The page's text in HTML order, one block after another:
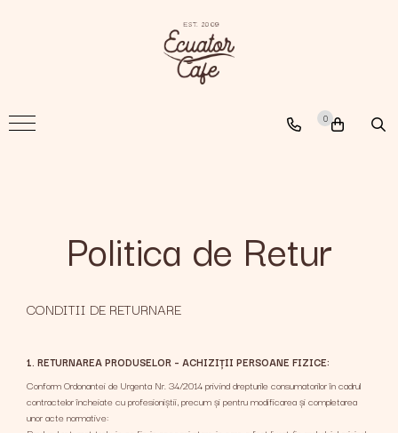
The Nomad
0
Politica de Retur
CONDITII DE RETURNARE
1. RETURNAREA PRODUSELOR – ACHIZIȚII PERSOANE FIZICE:
Conform Ordonantei de Urgenta Nr. 34/2014 privind drepturile consumatorilor în cadrul
contractelor încheiate cu profesioniştii, precum şi pentru modificarea şi completarea
unor acte normative: